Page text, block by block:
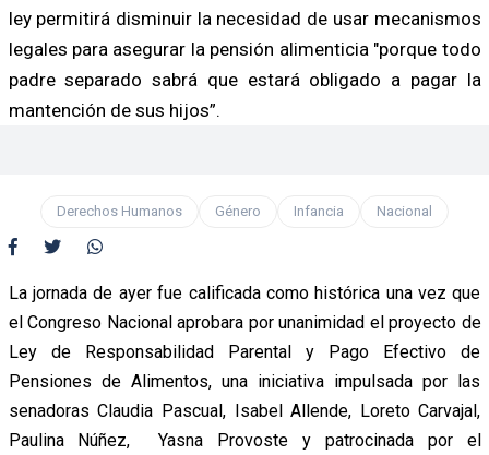
ley permitirá disminuir la necesidad de usar mecanismos
legales para asegurar la pensión alimenticia "porque todo
padre separado sabrá que estará obligado a pagar la
mantención de sus hijos”.
Derechos Humanos Género Infancia Nacional
La jornada de ayer fue calificada como histórica una vez que
el Congreso Nacional aprobara por unanimidad el proyecto de
Ley de Responsabilidad Parental y Pago Efectivo de
Pensiones de Alimentos, una iniciativa impulsada por las
senadoras Claudia Pascual, Isabel Allende, Loreto Carvajal,
Paulina Núñez, Yasna Provoste y patrocinada por el